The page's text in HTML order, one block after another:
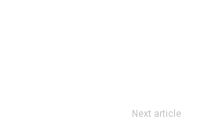
Next article